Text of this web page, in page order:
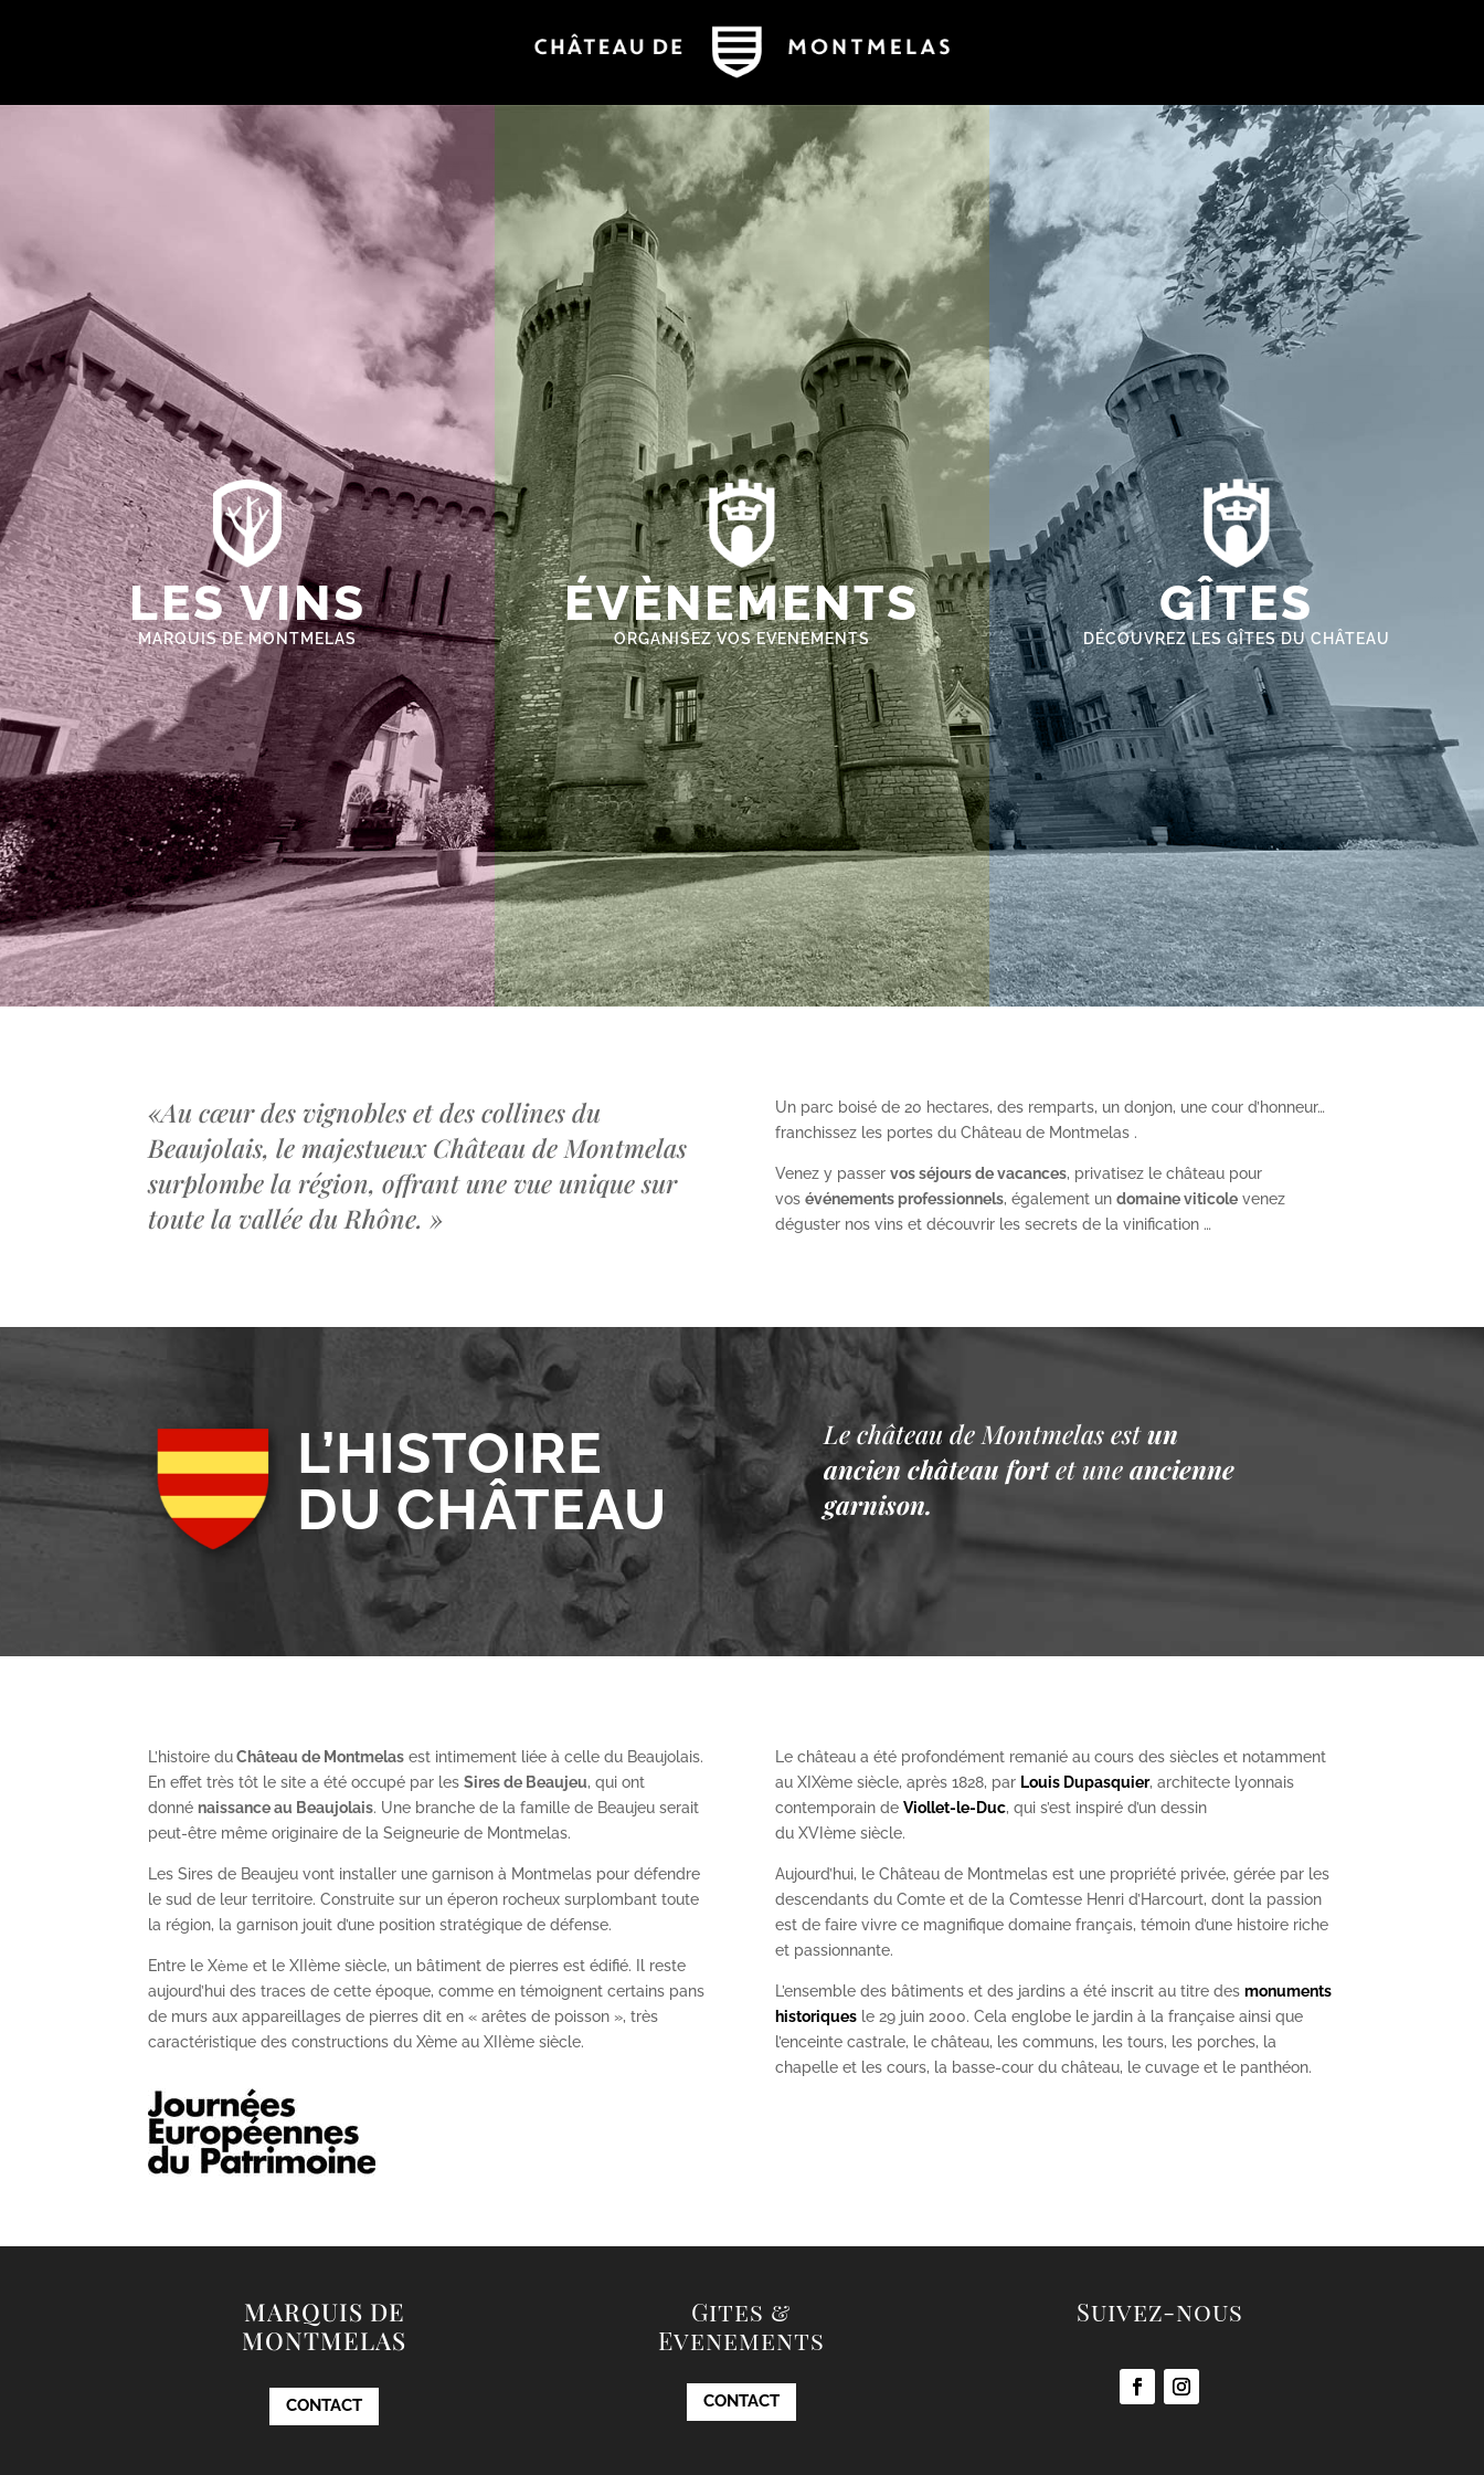
LES VINS
MARQUIS DE MONTMELAS
ÉVÈNEMENTS
ORGANISEZ VOS EVENEMENTS
GÎTES
DÉCOUVREZ LES GÎTES DU CHÂTEAU
«Au cœur des vignobles et des collines du
Beaujolais, le majestueux Château de Montmelas
surplombe la région, offrant une vue unique sur
toute la vallée du Rhône. »
Un parc boisé de 20 hectares, des remparts, un donjon, une cour d’honneur…
franchissez les portes du Château de Montmelas .
Venez y passer vos séjours de vacances, privatisez le château pour
vos événements professionnels, également un domaine viticolevenez
déguster nos vins et découvrir les secrets de la vinification …
L’HISTOIRE
DU CHÂTEAU
Le château de Montmelas est un
ancien château fort et une ancienne
garnison.
L’histoire duChâteau de Montmelas est intimement liée à celle du Beaujolais.
En effet très tôt le site a été occupé par lesSires de Beaujeu, qui ont
donné naissance au Beaujolais. Une branche de la famille de Beaujeu serait
peut-être même originaire de la Seigneurie de Montmelas.
Les Sires de Beaujeu vont installer une garnison à Montmelas pour défendre
le sud de leur territoire. Construite sur un éperon rocheux surplombant toute
la région, la garnison jouit d’une position stratégique de défense.
Entre le Xème et le XIIème siècle, un bâtiment de pierres est édifié. Il reste
aujourd’hui des traces de cette époque, comme en témoignent certains pans
de murs aux appareillages de pierres dit en « arêtes de poisson », très
caractéristique des constructions du Xème au XIIème siècle.
Le château a été profondément remanié au cours des siècles et notamment
au XIXèmesiècle, après 1828, par Louis Dupasquier, architecte lyonnais
contemporain de Viollet-le-Duc, qui s’est inspiré d’un dessin
du XVI èmesiècle.
Aujourd’hui, le Château de Montmelas est une propriété privée, gérée par les
descendants du Comte et de la Comtesse Henri d’Harcourt, dont la passion
est de faire vivre ce magnifique domaine français, témoin d’une histoire riche
et passionnante.
L’ensemble des bâtiments et des jardins a été inscrit au titre des monuments
historiquesle 29 juin 2000. Cela englobe le jardin à la française ainsi que
l’enceinte castrale, le château, les communs, les tours, les porches, la
chapelle et les cours, la basse-cour du château, le cuvage et le panthéon.
MARQUIS DE
MONTMELAS
CONTACT
Gites &
Evenements
CONTACT
Suivez-nous